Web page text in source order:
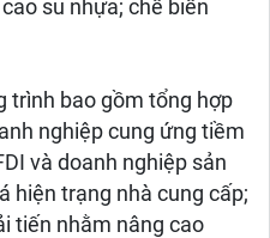
su nhựa; chế biến
trình bao gồm tổng hợp
nghiệp cung ứng tiềm
và doanh nghiệp sản
hiện trạng nhà cung cấp;
tiến nhằm nâng cao